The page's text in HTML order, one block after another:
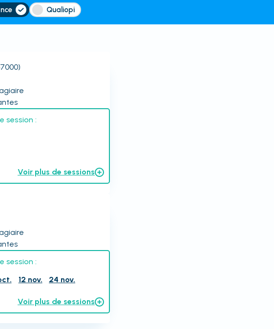
Qualiopi
session :
Voir plus de sessions
session :
12 nov. 24 nov.
Voir plus de sessions